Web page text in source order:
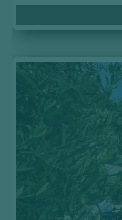
Leto 2026